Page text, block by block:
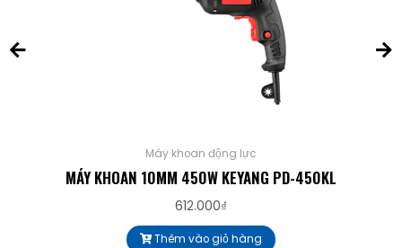
Máy khoan động lực
MÁY KHOAN 10MM 450W KEYANG PD-450KL
612.000₫
Thêm vào giỏ hàng